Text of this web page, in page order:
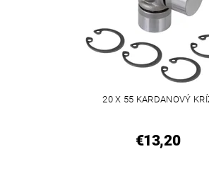
20 X 55 KARDANOVÝ
€13,20